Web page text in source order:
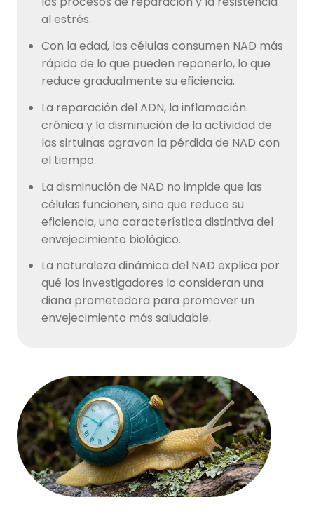
al estrés.
Con la edad, las células consumen NAD más
rápido de lo que pueden reponerlo, lo que
reduce gradualmente su eficiencia.
La reparación del ADN, la inflamación
crónica y la disminución de la actividad de
las sirtuinas agravan la pérdida de NAD con
el tiempo.
La disminución de NAD no impide que las
células funcionen, sino que reduce su
eficiencia, una característica distintiva del
envejecimiento biológico.
La naturaleza dinámica del NAD explica por
qué los investigadores lo consideran una
diana prometedora para promover un
envejecimiento más saludable.